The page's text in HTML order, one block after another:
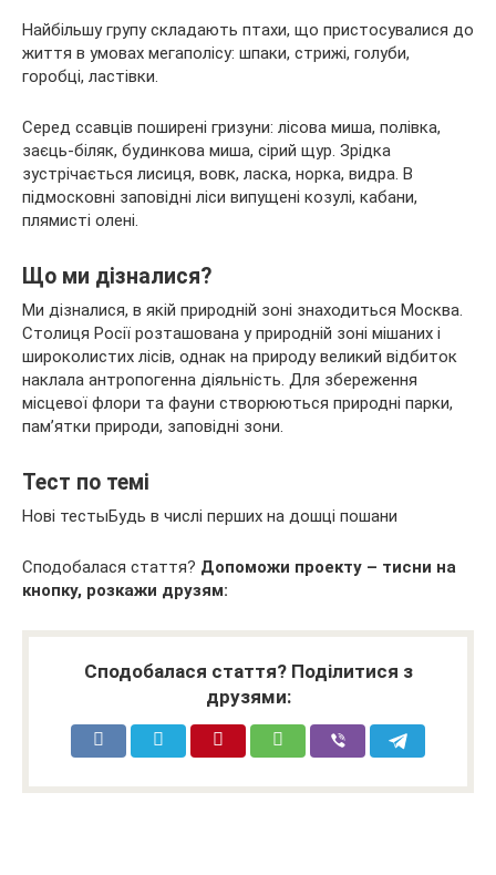
Найбільшу групу складають птахи, що пристосувалися до
життя в умовах мегаполісу: шпаки, стрижі, голуби,
горобці, ластівки.
Серед ссавців поширені гризуни: лісова миша, полівка,
заєць-біляк, будинкова миша, сірий щур. Зрідка
зустрічається лисиця, вовк, ласка, норка, видра. В
підмосковні заповідні ліси випущені козулі, кабани,
плямисті олені.
Що ми дізналися?
Ми дізналися, в якій природній зоні знаходиться Москва.
Столиця Росії розташована у природній зоні мішаних і
широколистих лісів, однак на природу великий відбиток
наклала антропогенна діяльність. Для збереження
місцевої флори та фауни створюються природні парки,
пам’ятки природи, заповідні зони.
Тест по темі
Нові тестыБудь в числі перших на дошці пошани
Сподобалася стаття? Допоможи проекту – тисни на
кнопку, розкажи друзям:
Сподобалася стаття? Поділитися з
друзями: